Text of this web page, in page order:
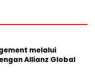
melalui
Allianz Global